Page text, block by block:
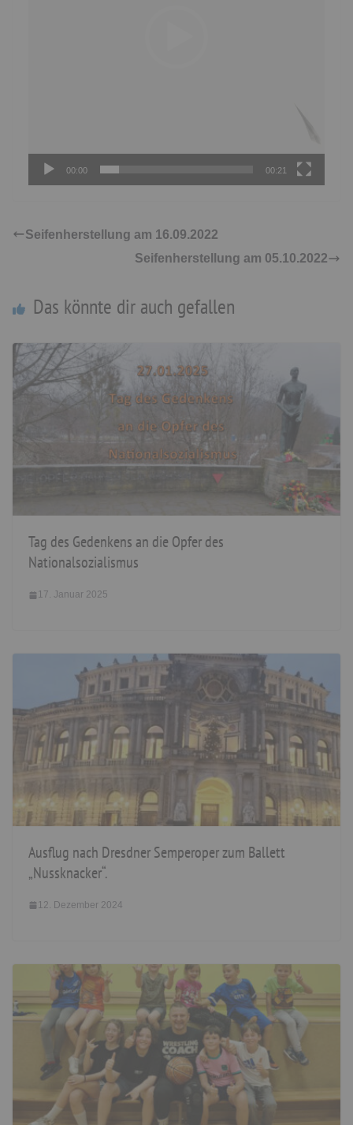
00:00 00:21
Seifenherstellung am 16.09.2022
Seifenherstellung am 05.10.2022
Das könnte dir auch gefallen
Tag des Gedenkens an die Opfer des
Nationalsozialismus
17. Januar 2025
Ausflug nach Dresdner Semperoper zum Ballett
„Nussknacker“.
12. Dezember 2024